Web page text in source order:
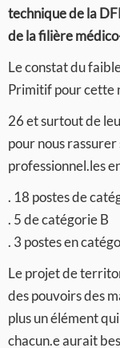
technique de la
de la filière
Le constat du
Primitif pour cette
26 et surtout de
pour nous
professionnel.les
. 18 postes de
. 5 de catégorie B
. 3 postes en
Le projet de
des pouvoirs des
plus un élément
chacun.e aurait